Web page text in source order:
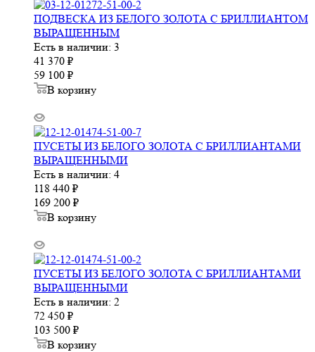
ПОДВЕСКА ИЗ БЕЛОГО ЗОЛОТА С БРИЛЛИАНТОМ
ВЫРАЩЕННЫМ
Есть в наличии: 3
41 370 ₽
59 100 ₽
В корзину
ПУСЕТЫ ИЗ БЕЛОГО ЗОЛОТА С БРИЛЛИАНТАМИ
ВЫРАЩЕННЫМИ
Есть в наличии: 4
118 440 ₽
169 200 ₽
В корзину
ПУСЕТЫ ИЗ БЕЛОГО ЗОЛОТА С БРИЛЛИАНТАМИ
ВЫРАЩЕННЫМИ
Есть в наличии: 2
72 450 ₽
103 500 ₽
В корзину